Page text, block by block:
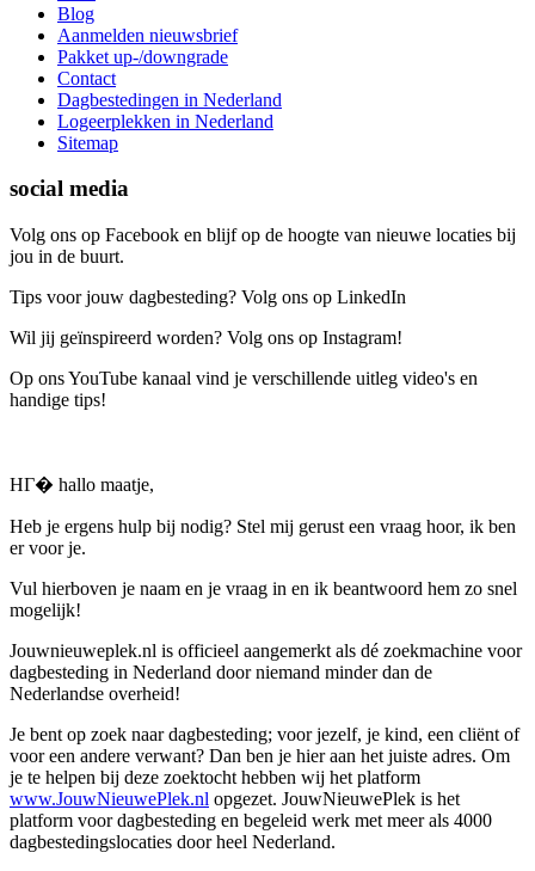
Blog
Aanmelden nieuwsbrief
Pakket up-/downgrade
Contact
Dagbestedingen in Nederland
Logeerplekken in Nederland
Sitemap
social media
Volg ons op Facebook en blijf op de hoogte van nieuwe locaties bij
jou in de buurt.
Tips voor jouw dagbesteding? Volg ons op LinkedIn
Wil jij geïnspireerd worden? Volg ons op Instagram!
Op ons YouTube kanaal vind je verschillende uitleg video's en
handige tips!
HГ� hallo maatje,
Heb je ergens hulp bij nodig? Stel mij gerust een vraag hoor, ik ben
er voor je.
Vul hierboven je naam en je vraag in en ik beantwoord hem zo snel
mogelijk!
Jouwnieuweplek.nl is officieel aangemerkt als dé zoekmachine voor
dagbesteding in Nederland door niemand minder dan de
Nederlandse overheid!
Je bent op zoek naar dagbesteding; voor jezelf, je kind, een cliënt of
voor een andere verwant? Dan ben je hier aan het juiste adres. Om
je te helpen bij deze zoektocht hebben wij het platform
www.JouwNieuwePlek.nl opgezet. JouwNieuwePlek is het
platform voor dagbesteding en begeleid werk met meer als 4000
dagbestedingslocaties door heel Nederland.